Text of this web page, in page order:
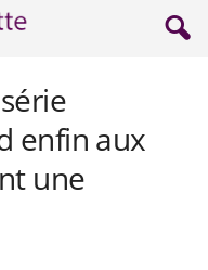
enfin aux
une